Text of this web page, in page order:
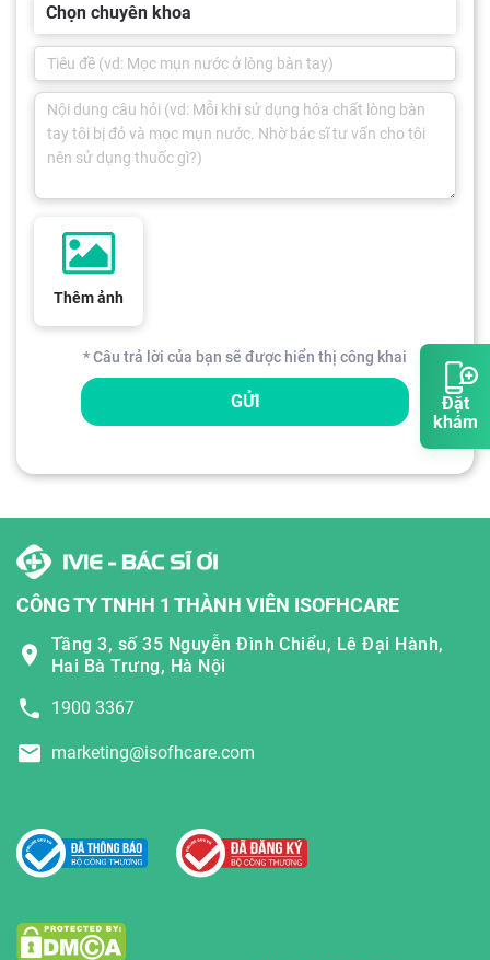
Đặt
khám
Chọn chuyên khoa
Thêm ảnh
* Câu trả lời của bạn sẽ được hiển thị công khai
GỬI
CÔNG TY TNHH 1 THÀNH VIÊN ISOFHCARE
Tầng 3, số 35 Nguyễn Đình Chiểu, Lê Đại Hành,
Hai Bà Trưng, Hà Nội
1900 3367
marketing@isofhcare.com